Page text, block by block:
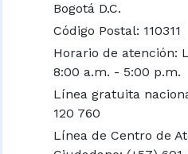
Bogotá D.C.
Código Postal: 110311
Horario de atención:
8:00 a.m. - 5:00 p.m.
Línea gratuita
120 760
Línea de Centro de